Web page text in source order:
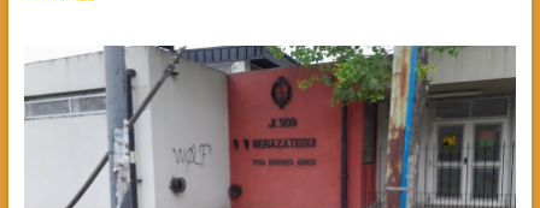
EL
A
UNAS
EMPLEADAS